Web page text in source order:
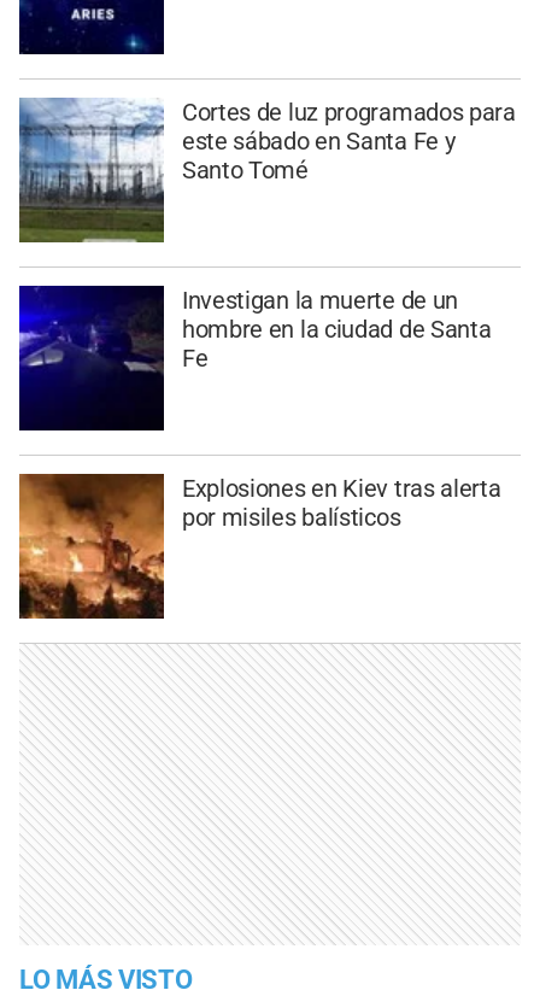
Cortes de luz programados para
este sábado en Santa Fe y
Santo Tomé
Investigan la muerte de un
hombre en la ciudad de Santa
Fe
Explosiones en Kiev tras alerta
por misiles balísticos
LO MÁS VISTO